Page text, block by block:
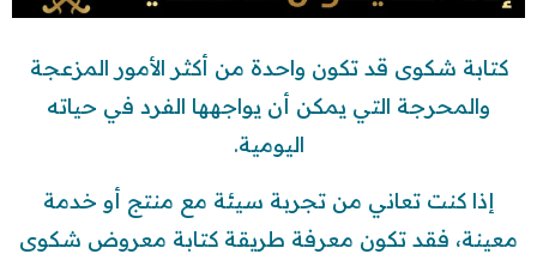
كتابة شكوى قد تكون واحدة من أكثر الأمور المزعجة
والمحرجة التي يمكن أن يواجهها الفرد في حياته
اليومية.
إذا كنت تعاني من تجربة سيئة مع منتج أو خدمة
معينة، فقد تكون معرفة طريقة كتابة معروض شكوى